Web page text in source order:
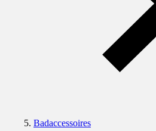
Badaccessoires